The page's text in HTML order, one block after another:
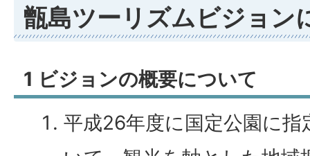
甑島ツーリズムビジョン
1 ビジョンの概要について
平成26年度に国定公園に